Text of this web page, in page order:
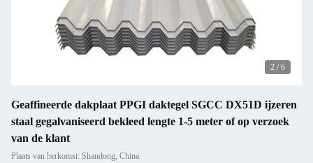
2 / 6
Geaffineerde dakplaat PPGI daktegel SGCC DX51D ijzeren
staal gegalvaniseerd bekleed lengte 1-5 meter of op verzoek
van de klant
Plaats van herkomst: Shandong, China